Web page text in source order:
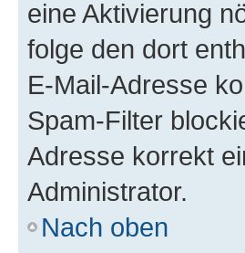
eine Aktivierung
folge den dort
E-Mail-Adresse
Spam-Filter
Adresse korrekt
Administrator.
Nach oben